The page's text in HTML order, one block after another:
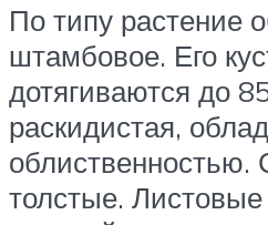
По типу растение
штамбовое. Его
дотягиваются до
раскидистая,
облиственностью.
толстые.